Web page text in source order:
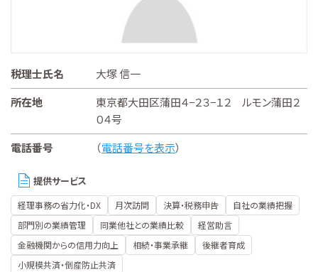
税理士氏名
大塚 信一
所在地
東京都大田区蒲田４−２３−１２ ルモン蒲田２
０４号
電話番号
（電話番号を表示）
提供サービス
経理事務の省力化・DX 月次訪問 決算・税務申告
自社の業績把握
部門別の業績管理
同業他社との業績比較
経営助言
金融機関からの信用力向上
相続・事業承継
後継者育成
小規模共済・倒産防止共済